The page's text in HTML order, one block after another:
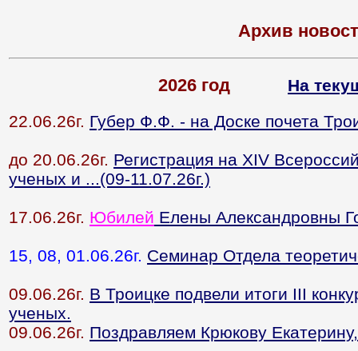
Архив
2026 год На
22.06.26г. Губер Ф.Ф. - на Доске почета
до 20.06.26г. Регистрация на XIV
ученых и ...(09-11.07.26г.)
17.06.26г. Юбилей Елены Александровны
15, 08, 01.06.26г. Семинар Отдела
09.06.26г. В Троицке подвели итоги III
ученых.
09.06.26г. Поздравляем Крюкову